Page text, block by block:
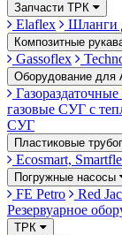
Запчасти ТРК
Elaflex Шланги
Композитные
Gassoflex
Оборудование для
газовые СУГ с
СУГ
Пластиковые
Ecosmart,
Погружные насосы
FE Petro
Red
Резервуарное
ТРК